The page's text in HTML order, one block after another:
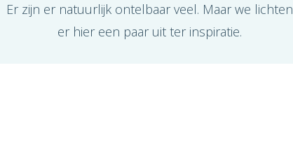
Er zijn er natuurlijk ontelbaar veel. Maar we lichten
er hier een paar uit ter inspiratie.